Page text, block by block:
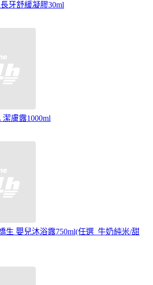
牙舒緩凝膠30ml
潔膚露1000ml
生 嬰兒沐浴露750ml(任選_牛奶純米/甜